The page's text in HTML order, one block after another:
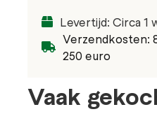
Levertijd: Circa 1
Verzendkosten:
250 euro
Vaak